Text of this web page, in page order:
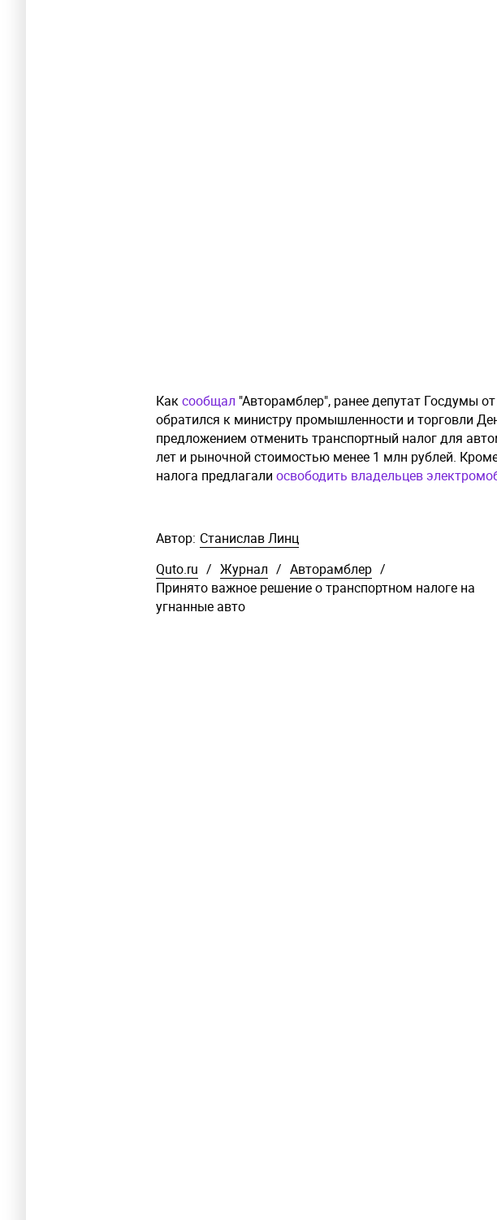
Каксообщал "Авторамблер", ранее депутат Госдумы
обратился к министру промышленности и торговли
предложением отменить транспортный налог для
лет и рыночной стоимостью менее 1 млн рублей.
налога предлагали освободить владельцев
Автор: Станислав Линц
Quto.ru / Журнал / Авторамблер /
Принято важное решение о транспортном налоге на
угнанные авто